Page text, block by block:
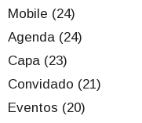
Mobile (24)
Agenda (24)
Capa (23)
Convidado (21)
Eventos (20)